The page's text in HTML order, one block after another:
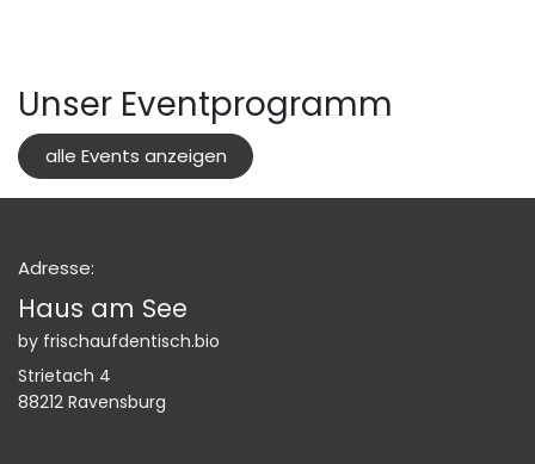
Unser Eventprogramm
alle Events anzeigen
Adresse:
Haus am See
by frischaufdentisch.bio
Strietach 4
88212 Ravensburg